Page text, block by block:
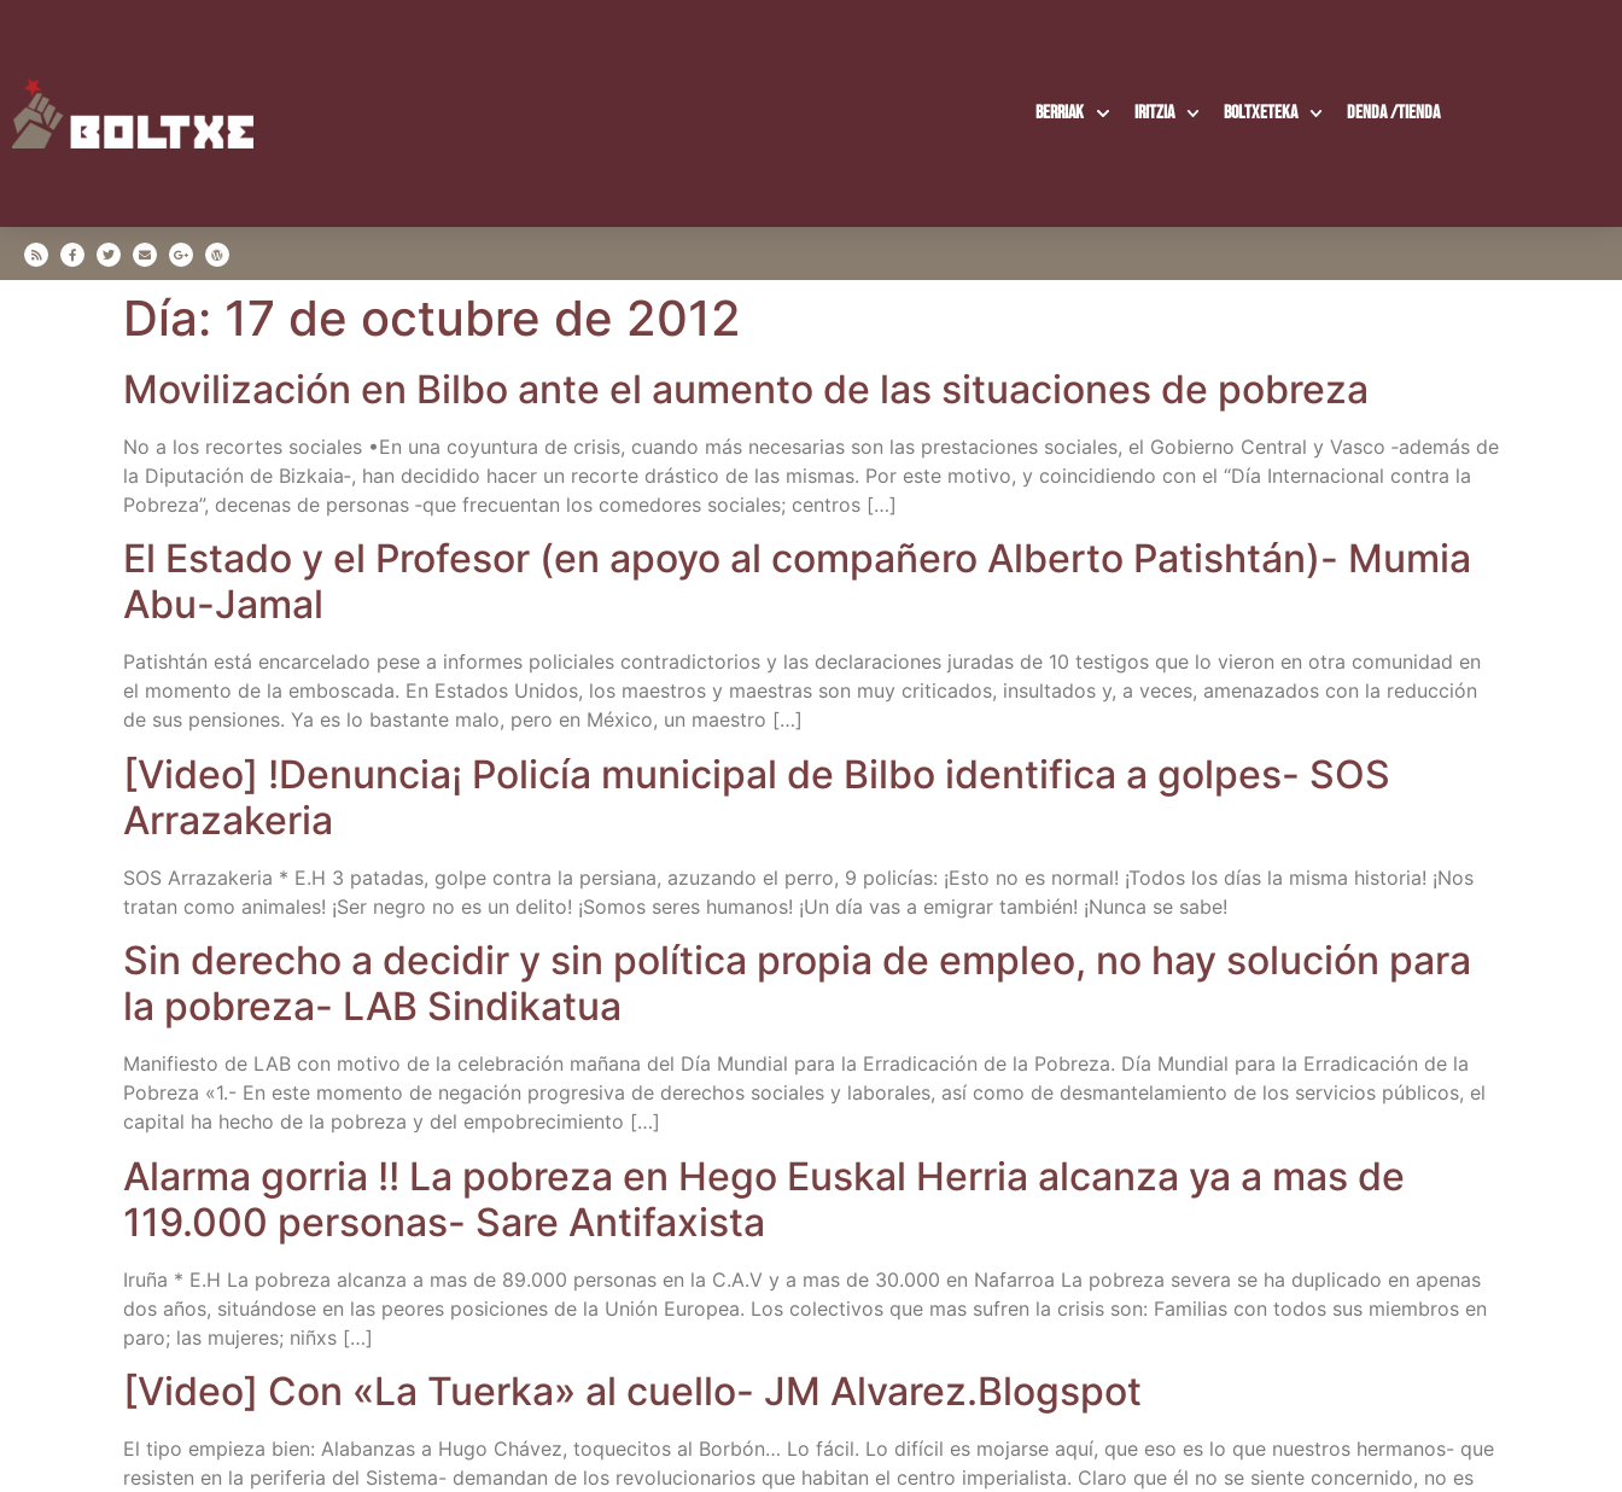
Berriak Iritzia Boltxe­te­ka Den­da /​Tien­da
Día: 17 de octubre de 2012
Movi­li­za­ción en Bil­bo ante el aumen­to de las situa­cio­nes de pobreza
No a los recor­tes socia­les •En una coyun­tu­ra de cri­sis, cuan­do más nece­sa­rias son las pres­ta­cio­nes socia­les, el Gobierno Cen­tral y Vas­co ‑ade­más de
la Dipu­tación de Bizkaia‑, han deci­di­do hacer un recor­te drás­ti­co de las mis­mas. Por este moti­vo, y coin­ci­dien­do con el “Día Inter­na­cio­nal con­tra la
Pobre­za”, dece­nas de per­so­nas ‑que fre­cuen­tan los come­do­res socia­les; centros […]
El Esta­do y el Pro­fe­sor (en apo­yo al com­pa­ñe­ro Alber­to Patish­tán)- Mumia
Abu-Jamal
Patish­tán está encar­ce­la­do pese a infor­mes poli­cia­les con­tra­dic­to­rios y las decla­ra­cio­nes jura­das de 10 tes­ti­gos que lo vie­ron en otra comu­ni­dad en
el momen­to de la embos­ca­da. En Esta­dos Uni­dos, los maes­tros y maes­tras son muy cri­ti­ca­dos, insul­ta­dos y, a veces, ame­na­za­dos con la reduc­ción
de sus pen­sio­nes. Ya es lo bas­tan­te malo, pero en Méxi­co, un maestro […]
[Video] !Denun­cia¡ Poli­cía muni­ci­pal de Bil­bo iden­ti­fi­ca a gol­pes- SOS
Arrazakeria
SOS Arra­za­ke­ria * E.H 3 pata­das, gol­pe con­tra la per­sia­na, azu­zan­do el perro, 9 poli­cías: ¡Esto no es nor­mal! ¡Todos los días la mis­ma his­to­ria! ¡Nos
tra­tan como ani­ma­les! ¡Ser negro no es un deli­to! ¡Somos seres huma­nos! ¡Un día vas a emi­grar tam­bién! ¡Nun­ca se sabe!
Sin dere­cho a deci­dir y sin polí­ti­ca pro­pia de empleo, no hay solu­ción para
la pobre­za- LAB Sindikatua
Mani­fies­to de LAB con moti­vo de la cele­bra­ción maña­na del Día Mun­dial para la Erra­di­ca­ción de la Pobre­za. Día Mun­dial para la Erra­di­ca­ción de la
Pobre­za «1.- En este momen­to de nega­ción pro­gre­si­va de dere­chos socia­les y labo­ra­les, así como de des­man­te­la­mien­to de los ser­vi­cios públi­cos, el
capi­tal ha hecho de la pobre­za y del empobrecimiento […]
Alar­ma gorria !! La pobre­za en Hego Eus­kal Herria alcan­za ya a mas de
119.000 per­so­nas- Sare Antifaxista
Iru­ña * E.H La pobre­za alcan­za a mas de 89.000 per­so­nas en la C.A.V y a mas de 30.000 en Nafa­rroa La pobre­za seve­ra se ha dupli­ca­do en ape­nas
dos años, situán­do­se en las peo­res posi­cio­nes de la Unión Euro­pea. Los colec­ti­vos que mas sufren la cri­sis son: Fami­lias con todos sus miem­bros en
paro; las muje­res; niñxs […]
[Video] Con «La Tuer­ka» al cue­llo- JM Alvarez.Blogspot
El tipo empie­za bien: Ala­ban­zas a Hugo Chá­vez, toque­ci­tos al Bor­bón… Lo fácil. Lo difí­cil es mojar­se aquí, que eso es lo que nues­tros her­­ma­­nos- que
resis­ten en la peri­fe­ria del Sis­­te­­ma- deman­dan de los revo­lu­cio­na­rios que habi­tan el cen­tro impe­ria­lis­ta. Cla­ro que él no se sien­te con­cer­ni­do, no es